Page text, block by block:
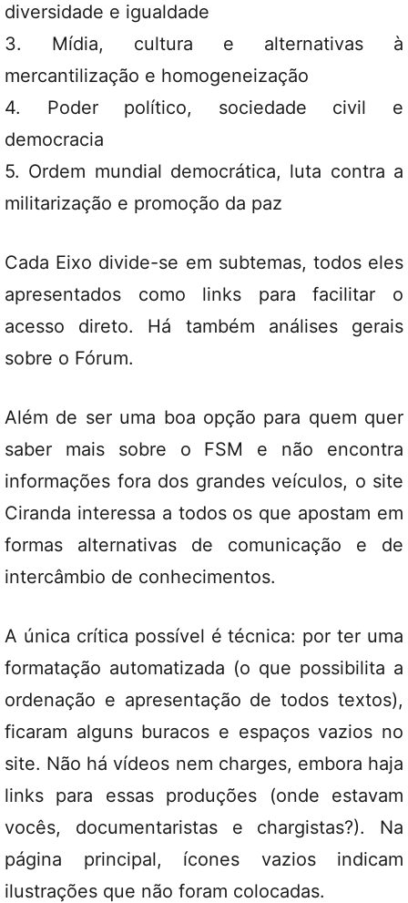
diversidade e igualdade
3. Mídia, cultura e alternativas à
mercantilização e homogeneização
4. Poder político, sociedade civil e
democracia
5. Ordem mundial democrática, luta contra a
militarização e promoção da paz
Cada Eixo divide-se em subtemas, todos eles
apresentados como links para facilitar o
acesso direto. Há também análises gerais
sobre o Fórum.
Além de ser uma boa opção para quem quer
saber mais sobre o FSM e não encontra
informações fora dos grandes veículos, o site
Ciranda interessa a todos os que apostam em
formas alternativas de comunicação e de
intercâmbio de conhecimentos.
A única crítica possível é técnica: por ter uma
formatação automatizada (o que possibilita a
ordenação e apresentação de todos textos),
ficaram alguns buracos e espaços vazios no
site. Não há vídeos nem charges, embora haja
links para essas produções (onde estavam
vocês, documentaristas e chargistas?). Na
página principal, ícones vazios indicam
ilustrações que não foram colocadas.